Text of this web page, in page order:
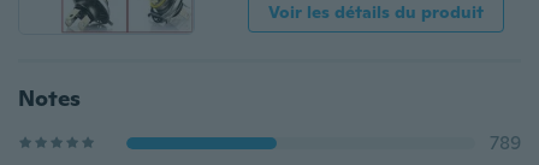
Voir les détails du produit
Notes
789